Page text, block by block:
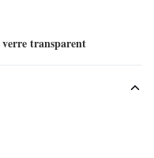
transparent